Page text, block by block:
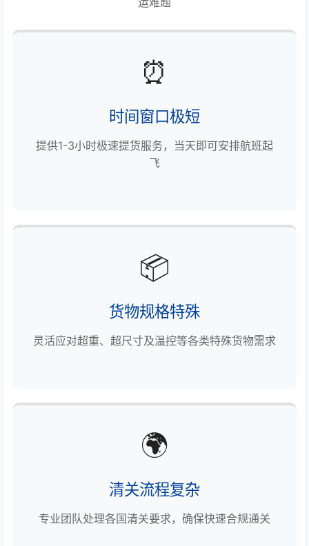
⏰
时间窗口极短
提供1-3小时极速提货服务，当天即可安排航班起
飞
📦
货物规格特殊
灵活应对超重、超尺寸及温控等各类特殊货物需求
🌍
清关流程复杂
专业团队处理各国清关要求，确保快速合规通关